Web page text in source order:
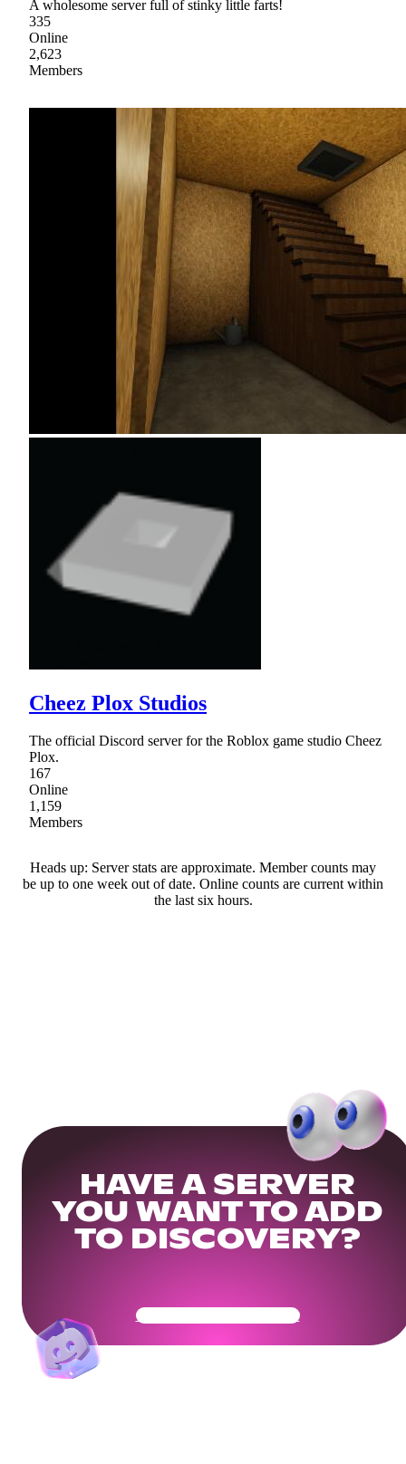
A wholesome server full of stinky little farts!
335
Online
2,623
Members
Cheez Plox Studios
The official Discord server for the Roblox game studio Cheez
Plox.
167
Online
1,159
Members
Heads up: Server stats are approximate. Member counts may
be up to one week out of date. Online counts are current within
the last six hours.
HAVE A SERVER
YOU WANT TO ADD
TO DISCOVERY?
Get Your Community Ready